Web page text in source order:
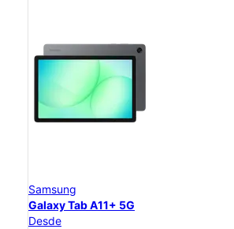
Samsung
Galaxy Tab A11+ 5G
Desde